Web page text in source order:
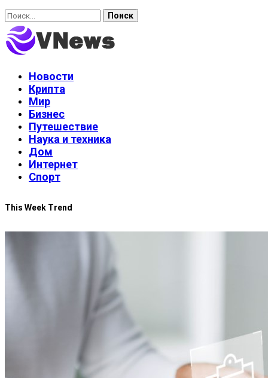
Найти:
Новости
Крипта
Мир
Бизнес
Путешествие
Наука и техника
Дом
Интернет
Спорт
This Week Trend